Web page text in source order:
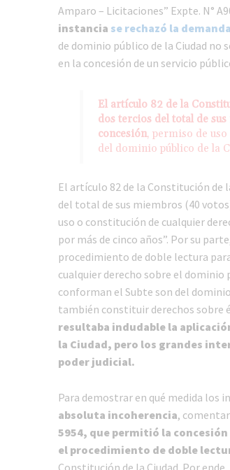
Amparo – Licitaciones” Expte. N°
instancia se rechazó la demanda
de dominio público de la Ciudad no
en la concesión de un servicio
El artículo 82 de la
dos tercios del total de
concesión, permiso de
del dominio público de la
El artículo 82 de la Constitución de
del total de sus miembros (40
uso o constitución de cualquier
por más de cinco años”. Por su
procedimiento de doble lectura
cualquier derecho sobre el dominio
conforman el Subte son del
también constituir derechos sobre
resultaba indudable la
la Ciudad, pero los grandes
poder judicial.
Para demostrar en qué medida los
absoluta incoherencia,
5954, que permitió la
el procedimiento de doble
Constitución de la Ciudad. Por